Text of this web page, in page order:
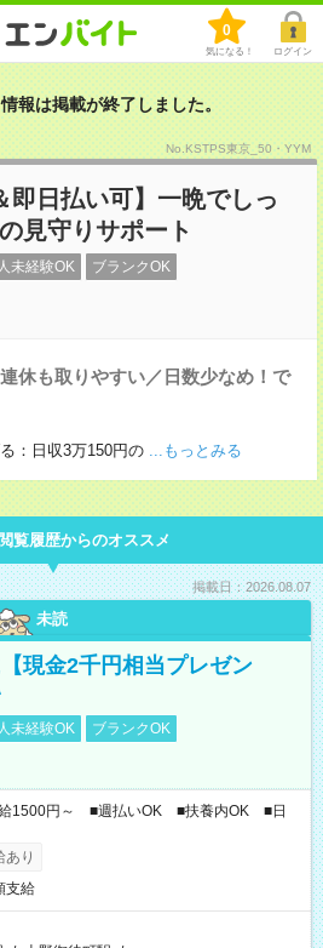
0
気になる！ ログイン
報は掲載が終了しました。
No.KSTPS東京_50・YYM
即日払い可】一晩でしっ
見守りサポート
未経験OK ブランクOK
休も取りやすい／日数少なめ！で
：日収3万150円の ...もっとみる
覧履歴からのオススメ
掲載日：2026.08.07
未読
現金2千円相当プレゼン
未経験OK
ブランクOK
給1500円～ ■週払いOK ■扶養内OK ■日
あり
支給